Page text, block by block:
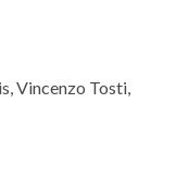
Vincenzo Tosti,